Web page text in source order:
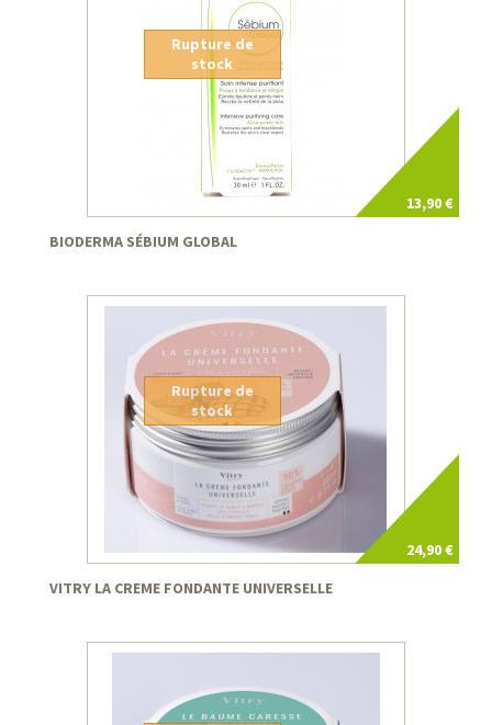
13,90 €
Rupture de
stock
BIODERMA SÉBIUM GLOBAL
24,90 €
Rupture de
stock
VITRY LA CREME FONDANTE UNIVERSELLE